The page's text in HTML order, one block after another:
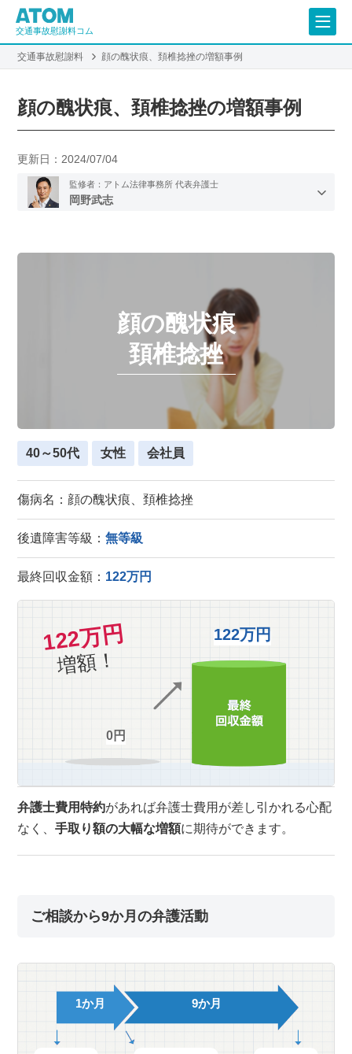
交通事故慰謝料コム
交通事故慰謝料 顔の醜状痕、頚椎捻挫の増額事例
顔の醜状痕、頚椎捻挫の増額事例
更新日： 2024/07/04
監修者：アトム法律事務所 代表弁護士
岡野武志
顔の醜状痕
頚椎捻挫
40～50代 女性 会社員
傷病名：顔の醜状痕、頚椎捻挫
後遺障害等級：無等級
最終回収金額： 122万円
122万円
増額！
0円
122万円
弁護士費用特約があれば弁護士費用が差し引かれる心配
なく、手取り額の大幅な増額に期待ができます。
ご相談から9か月の弁護活動
1か月 9か月